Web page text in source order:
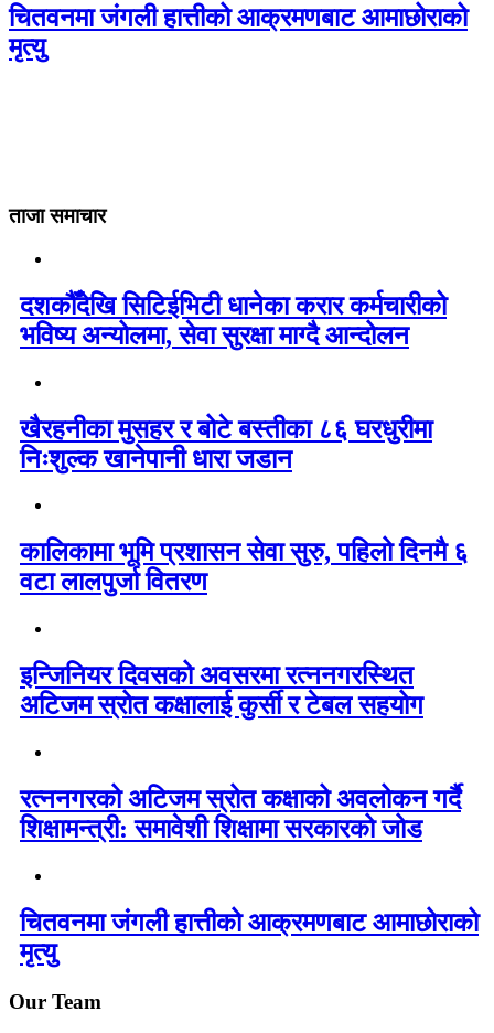
चितवनमा जंगली हात्तीको आक्रमणबाट आमाछोराको
मृत्यु
ताजा समाचार
दशकौँदेखि सिटिईभिटी धानेका करार कर्मचारीको
भविष्य अन्योलमा, सेवा सुरक्षा माग्दै आन्दोलन
खैरहनीका मुसहर र बोटे बस्तीका ८६ घरधुरीमा
निःशुल्क खानेपानी धारा जडान
कालिकामा भूमि प्रशासन सेवा सुरु, पहिलो दिनमै ६
वटा लालपुर्जा वितरण
इन्जिनियर दिवसको अवसरमा रत्ननगरस्थित
अटिजम स्रोत कक्षालाई कुर्सी र टेबल सहयोग
रत्ननगरको अटिजम स्रोत कक्षाको अवलोकन गर्दै
शिक्षामन्त्री: समावेशी शिक्षामा सरकारको जोड
चितवनमा जंगली हात्तीको आक्रमणबाट आमाछोराको
मृत्यु
Our Team